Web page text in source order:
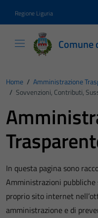
Regione Liguria
Comune
Home / Amministrazione
/ Sovvenzioni, Contributi,
In questa pagina sono
Amministrazioni
proprio sito internet
amministrazione e di